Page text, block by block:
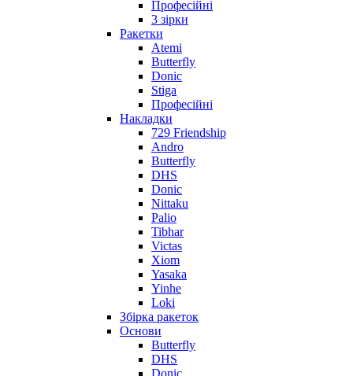
Професійні
3 зірки
Ракетки
Atemi
Butterfly
Donic
Stiga
Професійні
Накладки
729 Friendship
Andro
Butterfly
DHS
Donic
Nittaku
Palio
Tibhar
Victas
Xiom
Yasaka
Yinhe
Loki
Збірка ракеток
Основи
Butterfly
DHS
Donic